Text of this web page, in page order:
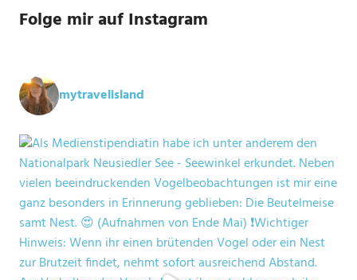
Folge mir auf Instagram
mytravelisland